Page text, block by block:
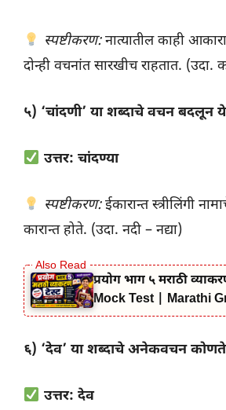
स्पष्टीकरण:नात्यातील काही
दोन्ही वचनांत सारखीच राहतात.
५) ‘चांदणी’ या शब्दाचे वचन बदलून
उत्तर: चांदण्या
स्पष्टीकरण:ईकारान्त स्त्रीलिंगी
कारान्त होते. (उदा. नदी – नद्या)
प्रयोग भाग ५ मराठी
Mock Test | Marathi
६) ‘देव’ या शब्दाचे अनेकवचन
उत्तर: देव